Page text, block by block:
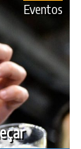
Eventos